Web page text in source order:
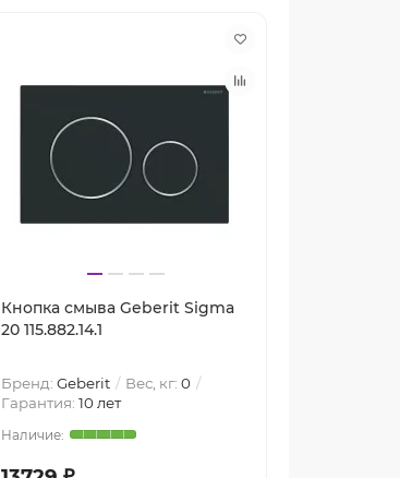
Кнопка смыва Geberit Sigma
20 115.882.14.1
Бренд: Geberit Вес, кг: 0
Гарантия: 10 лет